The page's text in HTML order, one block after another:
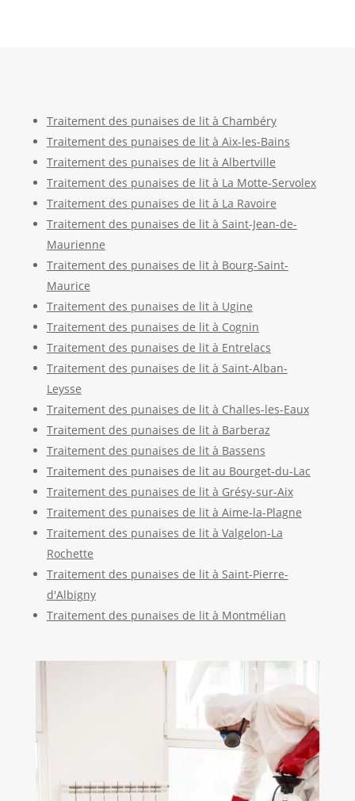
Traitement des punaises de lit à Chambéry
Traitement des punaises de lit à Aix-les-Bains
Traitement des punaises de lit à Albertville
Traitement des punaises de lit à La Motte-Servolex
Traitement des punaises de lit à La Ravoire
Traitement des punaises de lit à Saint-Jean-de-
Maurienne
Traitement des punaises de lit à Bourg-Saint-
Maurice
Traitement des punaises de lit à Ugine
Traitement des punaises de lit à Cognin
Traitement des punaises de lit à Entrelacs
Traitement des punaises de lit à Saint-Alban-
Leysse
Traitement des punaises de lit à Challes-les-Eaux
Traitement des punaises de lit à Barberaz
Traitement des punaises de lit à Bassens
Traitement des punaises de lit au Bourget-du-Lac
Traitement des punaises de lit à Grésy-sur-Aix
Traitement des punaises de lit à Aime-la-Plagne
Traitement des punaises de lit à Valgelon-La
Rochette
Traitement des punaises de lit à Saint-Pierre-
d'Albigny
Traitement des punaises de lit à Montmélian